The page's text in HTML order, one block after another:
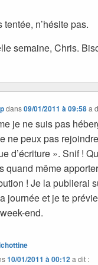
tentée, n’hésite pas.
semaine, Chris.
dans09/01/2011 à 09:58 a
je ne suis pas
ne peux pas
d’écriture ». Snif !
quand même
! Je la publierai
journée et je te
end.
10/01/2011 à 00:12a dit :